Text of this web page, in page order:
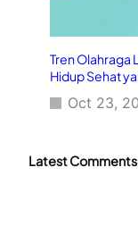
Tren Olahraga
Hidup Sehat
Oct 23,
Latest Comments